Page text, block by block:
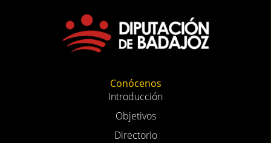
Conócenos
Introducción
Objetivos
Directorio